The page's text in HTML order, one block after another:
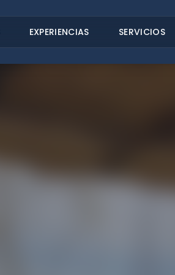
EXPERIENCIAS SERVICIOS